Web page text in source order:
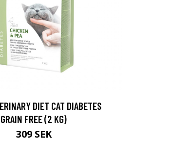
DIET CAT DIABETES
GRAIN FREE (2 KG)
309 SEK